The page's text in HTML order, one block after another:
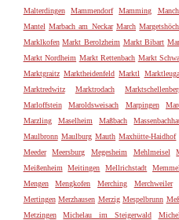
Malterdingen
Mammendorf Mamming
Mantel Marbach am Neckar March
Marklkofen Markt Berolzheim Markt Bibart
Markt Nordheim Markt Rettenbach Markt
Marktgraitz Marktheidenfeld Marktl
Marktredwitz
Marktrodach
Marloffstein
Maroldsweisach Marpingen
Marzling
Maselheim Maßbach
Maulbronn Maulburg Mauth Maxhütte-Haidhof
Meeder
Meersburg Megesheim Mehlmeisel
Meißenheim
Meitingen Mellrichstadt
Mengen
Mengkofen Merching Merchweiler
Mertingen Merzhausen Merzig Mespelbrunn
Metzingen
Michelau im Steigerwald